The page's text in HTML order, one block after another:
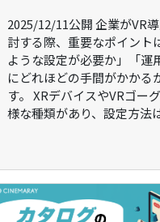
2025/12/11公開 企業がVR
討する際、重要なポイント
ような設定が必要か」「運
にどれほどの手間がかかる
す。 XRデバイスやVRゴー
様な種類があり、設定方法